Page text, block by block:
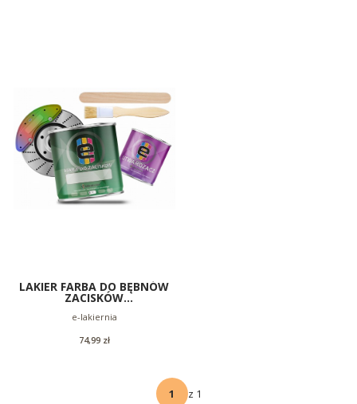
LAKIER FARBA DO BĘBNÓW
ZACISKÓW
KOLOR RAL
Producent
e-lakiernia
Cena
74,99 zł
z 1